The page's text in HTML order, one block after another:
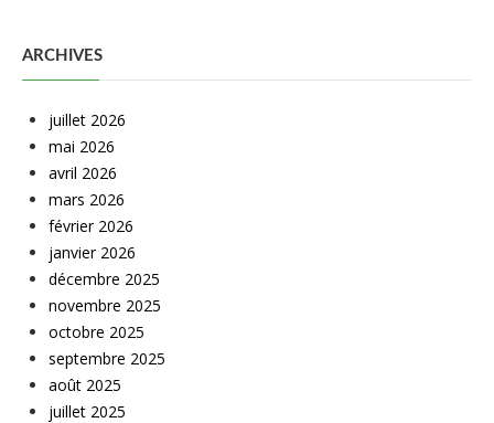
ARCHIVES
juillet 2026
mai 2026
avril 2026
mars 2026
février 2026
janvier 2026
décembre 2025
novembre 2025
octobre 2025
septembre 2025
août 2025
juillet 2025